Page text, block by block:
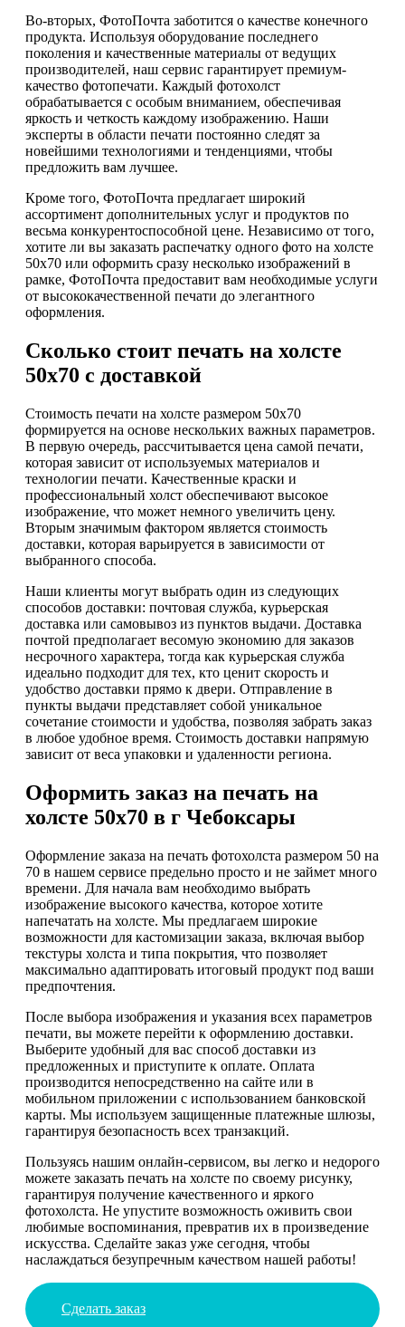
Во-вторых, ФотоПочта заботится о качестве конечного
продукта. Используя оборудование последнего
поколения и качественные материалы от ведущих
производителей, наш сервис гарантирует премиум-
качество фотопечати. Каждый фотохолст
обрабатывается с особым вниманием, обеспечивая
яркость и четкость каждому изображению. Наши
эксперты в области печати постоянно следят за
новейшими технологиями и тенденциями, чтобы
предложить вам лучшее.
Кроме того, ФотоПочта предлагает широкий
ассортимент дополнительных услуг и продуктов по
весьма конкурентоспособной цене. Независимо от того,
хотите ли вы заказать распечатку одного фото на холсте
50х70 или оформить сразу несколько изображений в
рамке, ФотоПочта предоставит вам необходимые услуги
от высококачественной печати до элегантного
оформления.
Сколько стоит печать на холсте
50х70 с доставкой
Стоимость печати на холсте размером 50х70
формируется на основе нескольких важных параметров.
В первую очередь, рассчитывается цена самой печати,
которая зависит от используемых материалов и
технологии печати. Качественные краски и
профессиональный холст обеспечивают высокое
изображение, что может немного увеличить цену.
Вторым значимым фактором является стоимость
доставки, которая варьируется в зависимости от
выбранного способа.
Наши клиенты могут выбрать один из следующих
способов доставки: почтовая служба, курьерская
доставка или самовывоз из пунктов выдачи. Доставка
почтой предполагает весомую экономию для заказов
несрочного характера, тогда как курьерская служба
идеально подходит для тех, кто ценит скорость и
удобство доставки прямо к двери. Отправление в
пункты выдачи представляет собой уникальное
сочетание стоимости и удобства, позволяя забрать заказ
в любое удобное время. Стоимость доставки напрямую
зависит от веса упаковки и удаленности региона.
Оформить заказ на печать на
холсте 50х70 в г Чебоксары
Оформление заказа на печать фотохолста размером 50 на
70 в нашем сервисе предельно просто и не займет много
времени. Для начала вам необходимо выбрать
изображение высокого качества, которое хотите
напечатать на холсте. Мы предлагаем широкие
возможности для кастомизации заказа, включая выбор
текстуры холста и типа покрытия, что позволяет
максимально адаптировать итоговый продукт под ваши
предпочтения.
После выбора изображения и указания всех параметров
печати, вы можете перейти к оформлению доставки.
Выберите удобный для вас способ доставки из
предложенных и приступите к оплате. Оплата
производится непосредственно на сайте или в
мобильном приложении с использованием банковской
карты. Мы используем защищенные платежные шлюзы,
гарантируя безопасность всех транзакций.
Пользуясь нашим онлайн-сервисом, вы легко и недорого
можете заказать печать на холсте по своему рисунку,
гарантируя получение качественного и яркого
фотохолста. Не упустите возможность оживить свои
любимые воспоминания, превратив их в произведение
искусства. Сделайте заказ уже сегодня, чтобы
наслаждаться безупречным качеством нашей работы!
Сделать заказ